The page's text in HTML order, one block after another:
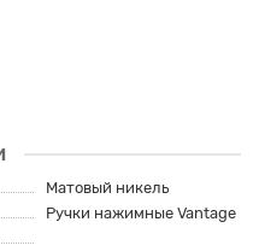
Матовый никель
Ручки нажимные Vantage